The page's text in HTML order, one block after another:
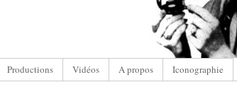
Productions Vidéos A propos Iconographie